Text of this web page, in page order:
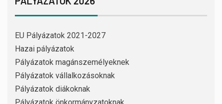
EU Pályázatok 2021-2027
Hazai pályázatok
Pályázatok magánszemélyeknek
Pályázatok vállalkozásoknak
Pályázatok diákoknak